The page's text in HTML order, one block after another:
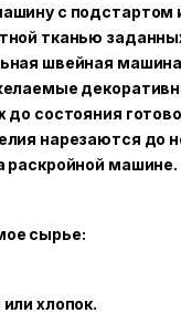
с подстартом
тканью
швейная
до состояния
нарезаются до
раскройной машине.
сырье:
хлопок.